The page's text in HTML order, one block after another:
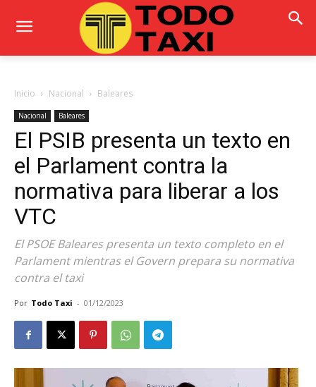
Inicio Nacional Baleares
Nacional Baleares
El PSIB presenta un texto en
el Parlament contra la
normativa para liberar a los
VTC
El PSOE Baleares presenta un texto completo en el
Parlament mientras el Govern prepara su normativa
contra el taxi
Por Todo Taxi - 01/12/2023